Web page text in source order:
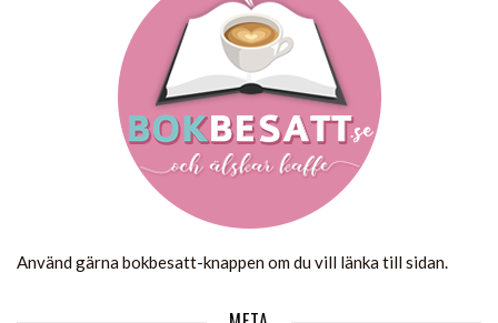
Använd gärna bokbesatt-knappen om du vill länka till sidan.